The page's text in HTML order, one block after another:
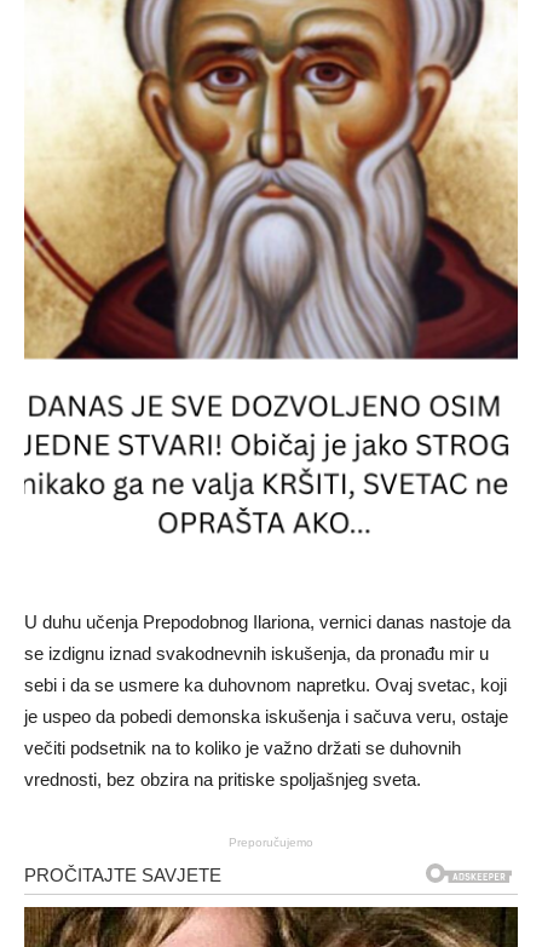
U duhu učenja Prepodobnog Ilariona, vernici danas nastoje da
se izdignu iznad svakodnevnih iskušenja, da pronađu mir u
sebi i da se usmere ka duhovnom napretku. Ovaj svetac, koji
je uspeo da pobedi demonska iskušenja i sačuva veru, ostaje
večiti podsetnik na to koliko je važno držati se duhovnih
vrednosti, bez obzira na pritiske spoljašnjeg sveta.
Preporučujemo